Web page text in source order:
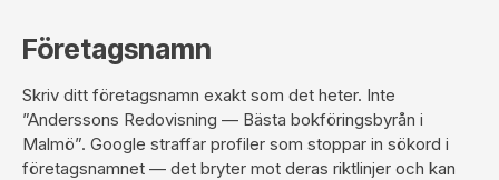
Företagsnamn
Skriv ditt företagsnamn exakt som det heter. Inte
”Anderssons Redovisning — Bästa bokföringsbyrån i
Malmö”. Google straffar profiler som stoppar in sökord i
företagsnamnet — det bryter mot deras riktlinjer och kan